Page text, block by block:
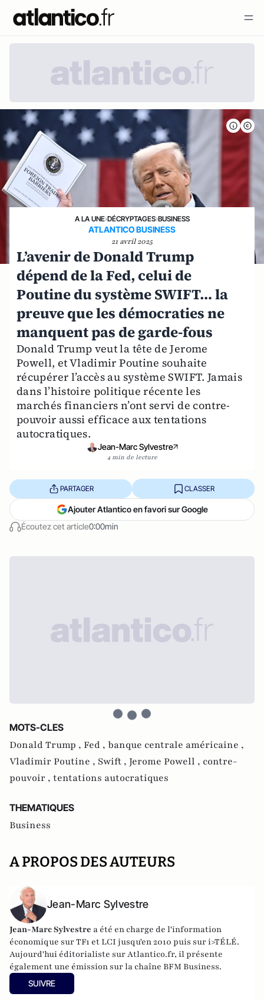
A LA UNE›DÉCRYPTAGES›BUSINESS
ATLANTICO BUSINESS
21 avril 2025
L’avenir de Donald Trump
dépend de la Fed, celui de
Poutine du système SWIFT… la
preuve que les démocraties ne
manquent pas de garde-fous
Donald Trump veut la tête de Jerome
Powell, et Vladimir Poutine souhaite
récupérer l’accès au système SWIFT. Jamais
dans l’histoire politique récente les
marchés financiers n’ont servi de contre-
pouvoir aussi efficace aux tentations
autocratiques.
Jean-Marc Sylvestre
4 min de lecture
Écoutez cet article0:00min
PARTAGER CLASSER
Ajouter Atlantico en favori sur Google
MOTS-CLES
Donald Trump , Fed , banque centrale américaine ,
Vladimir Poutine , Swift , Jerome Powell , contre-
pouvoir , tentations autocratiques
THEMATIQUES
Business
A PROPOS DES AUTEURS
Jean-Marc Sylvestre
Jean-Marc Sylvestre a été en charge de l'information
économique sur TF1 et LCI jusqu'en 2010 puis sur i>TÉLÉ.
Aujourd'hui éditorialiste sur Atlantico.fr, il présente
également une émission sur la chaîne BFM Business.
SUIVRE